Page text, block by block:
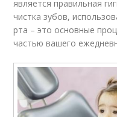
является правильная
чистка зубов,
рта – это основные
частью вашего